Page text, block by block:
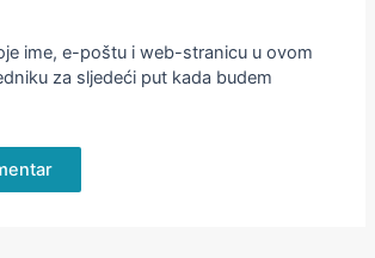
ime, e-poštu i web-stranicu u ovom
za sljedeći put kada budem